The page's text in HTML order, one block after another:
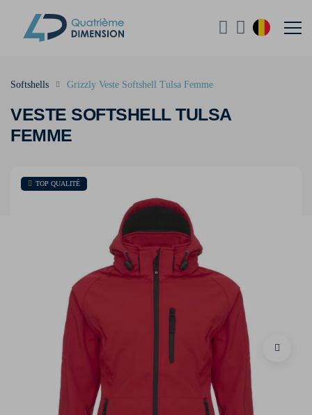
VESTE SOFTSHELL TULSA
FEMME
Softshells Grizzly Veste Softshell Tulsa Femme
TOP QUALITÉ